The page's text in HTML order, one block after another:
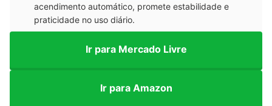
acendimento automático, promete estabilidade e
praticidade no uso diário.
Ir para Mercado Livre
Ir para Amazon